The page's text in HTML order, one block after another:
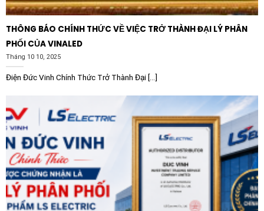
tác chiến lược từ tập đoàn Schneider Electric, nổi
tiếng với các sản phẩm có chất lượng ổn định và mức
giá cạnh tranh. Biến tần Himel HAVXS4T0040G0055P
3P 380V 4kW 5.5HP là minh chứng cho sự cam kết về
độ tin cậy và tính ứng dụng cao, phù hợp với nhu cầu
đầu tư lâu dài của các nhà máy và đơn vị thi công điện
tại Việt Nam. Sản phẩm được bảo hành chính hãng, đi
kèm dịch vụ hỗ trợ kỹ thuật chuyên nghiệp, giúp khách
hàng hoàn toàn yên tâm trong suốt quá trình sử dụng.
THÔNG BÁO CHÍNH THỨC VỀ VIỆC TRỞ THÀNH ĐẠI LÝ PHÂN
PHỐI CỦA VINALED
Tháng 10 10, 2025
Điện Đức Vinh Chính Thức Trở Thành Đại [...]